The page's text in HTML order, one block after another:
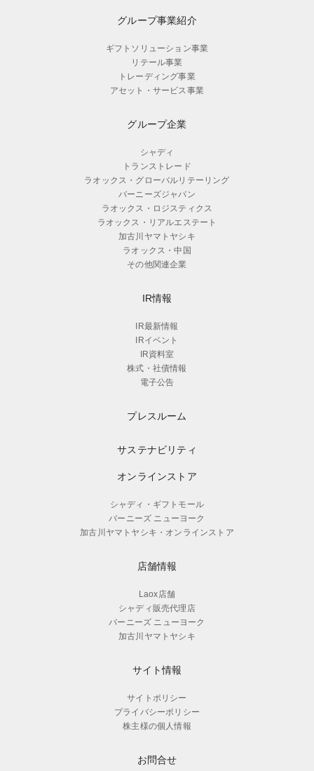
グループ事業紹介
ギフトソリューション事業
リテール事業
トレーディング事業
アセット・サービス事業
グループ企業
シャディ
トランストレード
ラオックス・グローバルリテーリング
バーニーズジャパン
ラオックス・ロジスティクス
ラオックス・リアルエステート
加古川ヤマトヤシキ
ラオックス・中国
その他関連企業
IR情報
IR最新情報
IRイベント
IR資料室
株式・社債情報
電子公告
プレスルーム
サステナビリティ
オンラインストア
シャディ・ギフトモール
バーニーズ ニューヨーク
加古川ヤマトヤシキ・オンラインストア
店舗情報
Laox店舗
シャディ販売代理店
バーニーズ ニューヨーク
加古川ヤマトヤシキ
サイト情報
サイトポリシー
プライバシーポリシー
株主様の個人情報
お問合せ